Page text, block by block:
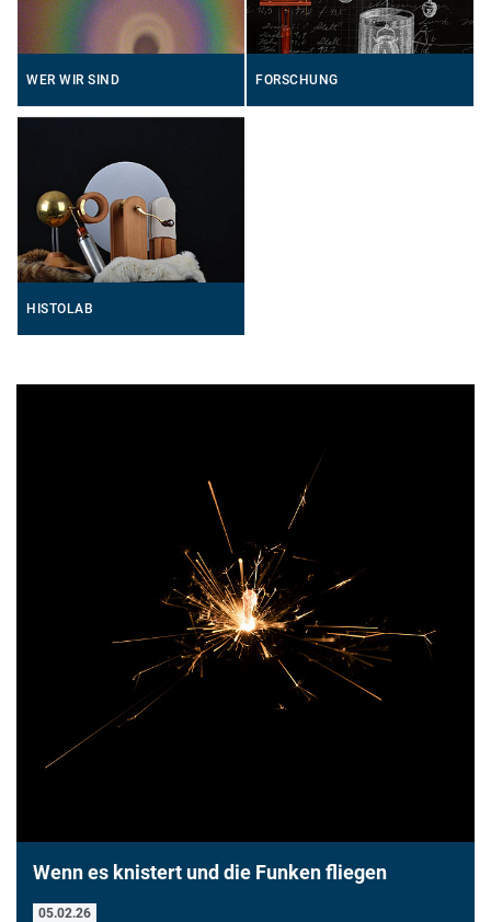
WER WIR SIND FORSCHUNG
HISTOLAB
Wenn es knistert und die Funken fliegen
05.02.26